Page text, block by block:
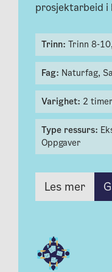
prosjektarbeid i
Trinn: Trinn 8-10,
Fag: Naturfag,
Varighet: 2
Type ressurs:
Oppgaver
Les mer